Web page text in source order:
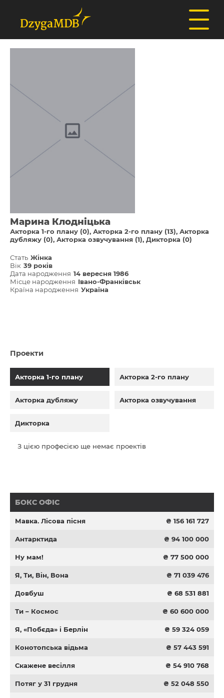
Марина Клодніцька
Акторка 1-го плану (0) Акторка 2-го плану (13) Акторка
дубляжу (0) Акторка озвучування (1) Дикторка (0)
Стать Жінка
Вік 39 років
Дата народження 14 вересня 1986
Місце народження Івано-Франківськ
Країна народження Україна
Проекти
Акторка 1-го плану Акторка 2-го плану
Акторка дубляжу Акторка озвучування
Дикторка
З цією професією ще немає проектів
БОКС ОФІС
Мавка. Лісова пісня ₴ 156 161 727
Антарктида ₴ 94 100 000
Ну мам! ₴ 77 500 000
Я, Ти, Він, Вона ₴ 71 039 476
Довбуш ₴ 68 531 881
Ти – Космос ₴ 60 600 000
Я, «Побєда» і Берлін ₴ 59 324 059
Конотопська відьма ₴ 57 443 591
Скажене весілля ₴ 54 910 768
Потяг у 31 грудня ₴ 52 048 550